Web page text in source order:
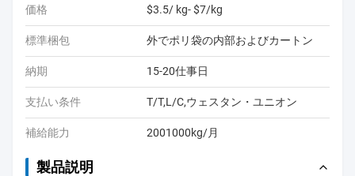
価格 $3.5/ kg- $7/kg
標準梱包 外でポリ袋の内部およびカートン
納期 15-20仕事日
支払い条件 T/T,L/C,ウェスタン・ユニオン
補給能力 2001000kg/月
製品説明